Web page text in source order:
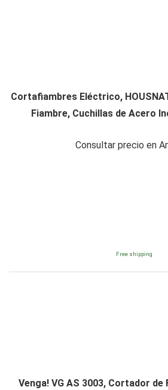
Cortafiambres Eléctrico,
Fiambre, Cuchillas de Acero
Consultar precio en
Free shipping
Venga! VG AS 3003, Cortador